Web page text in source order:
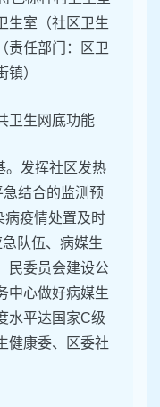
生室（社区卫生
责任部门：区卫
）
卫生网底功能
。发挥社区发热
急结合的监测预
病疫情处置及时
队伍、病媒生
民委员会建设公
中心做好病媒生
水平达国家C级
健康委、区委社